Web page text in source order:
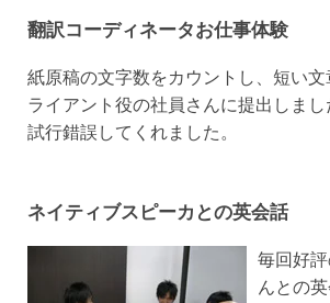
翻訳コーディネータお仕事体験
紙原稿の文字数をカウントし、短い文
ライアント役の社員さんに提出しまし
試行錯誤してくれました。
ネイティブスピーカとの英会話
毎回好
んとの